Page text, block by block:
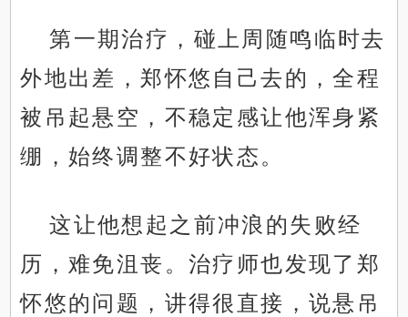
第一期治疗，碰上周随鸣临时去
外地出差，郑怀悠自己去的，全程
被吊起悬空，不稳定感让他浑身紧
绷，始终调整不好状态。
这让他想起之前冲浪的失败经
历，难免沮丧。治疗师也发现了郑
怀悠的问题，讲得很直接，说悬吊